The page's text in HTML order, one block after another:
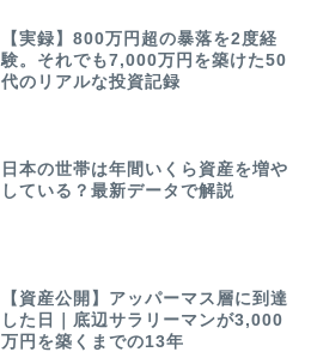
【実録】800万円超の暴落を2度経
験。それでも7,000万円を築けた50
代のリアルな投資記録
日本の世帯は年間いくら資産を増や
している？最新データで解説
【資産公開】アッパーマス層に到達
した日｜底辺サラリーマンが3,000
万円を築くまでの13年